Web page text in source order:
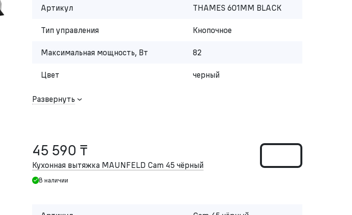
Артикул THAMES 601MM BLACK
Тип управления Кнопочное
Максимальная мощность, Вт 82
Цвет черный
Развернуть
45 590 ₸
Кухонная вытяжка MAUNFELD Cam 45 чёрный
В наличии